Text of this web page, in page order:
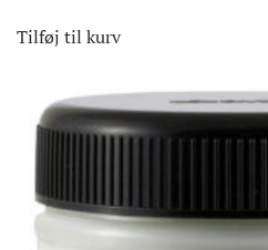
Tilføj til kurv